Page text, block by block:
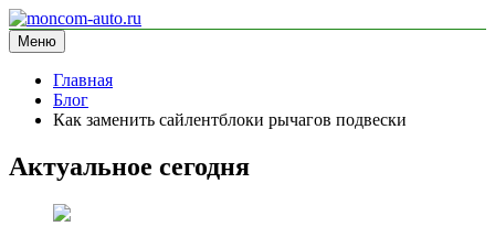
Перейти
к
содержимому
moncom-auto.ru
блог про автомобили
Меню
Главная
Блог
Как заменить сайлентблоки рычагов подвески
Актуальное сегодня